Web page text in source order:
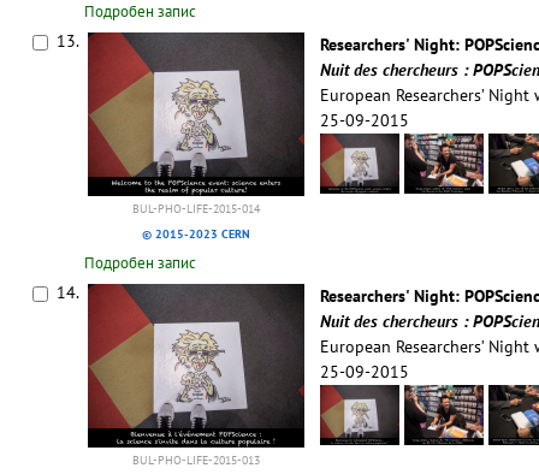
Подробен запис
13.
BUL-PHO-LIFE-2015-014
© 2015-2023 CERN
Researchers' Night:
Nuit des chercheurs :
European Researchers’
25-09-2015
Подробен запис
14.
BUL-PHO-LIFE-2015-013
Researchers' Night:
Nuit des chercheurs :
European Researchers’
25-09-2015